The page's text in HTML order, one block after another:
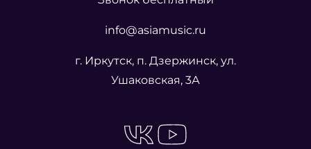
info@asiamusic.ru
г. Иркутск, п. Дзержинск, ул.
Ушаковская, 3А